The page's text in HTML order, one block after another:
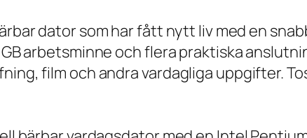
dator som har fått nytt liv med en
GB arbetsminne och flera praktiska
film och andra vardagliga uppgifter.